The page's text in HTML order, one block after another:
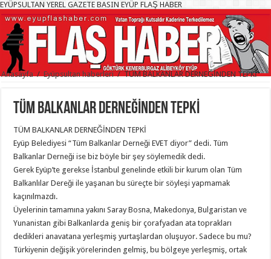
EYÜPSULTAN YEREL GAZETE BASIN EYÜP FLAŞ HABER
Anasayfa / Eyüpsultan haberleri / TÜM BALKANLAR DERNEĞİNDEN TEPKİ
TÜM BALKANLAR DERNEĞİNDEN TEPKİ
TÜM BALKANLAR DERNEĞİNDEN TEPKİ
Eyüp Belediyesi “Tüm Balkanlar Derneği EVET diyor” dedi. Tüm
Balkanlar Derneği ise biz böyle bir şey söylemedik dedi.
Gerek Eyüp’te gerekse İstanbul genelinde etkili bir kurum olan Tüm
Balkanlılar Dereği ile yaşanan bu süreçte bir söyleşi yapmamak
kaçınılmazdı.
Üyelerinin tamamına yakını Saray Bosna, Makedonya, Bulgaristan ve
Yunanistan gibi Balkanlarda geniş bir çorafyadan ata toprakları
dedikleri anavatana yerleşmiş yurtaşlardan oluşuyor. Sadece bu mu?
Türkiyenin değişik yörelerinden gelmiş, bu bölgeye yerleşmiş, ortak